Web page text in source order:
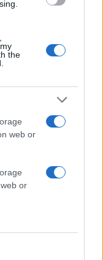
the
web or
or
συνέχισε σε
Μιλώντας για
και ότι συνιστά
οικονομικής
και εναντίον
Δήμοι χάνουν
κυκλοφοριακές
με απλή